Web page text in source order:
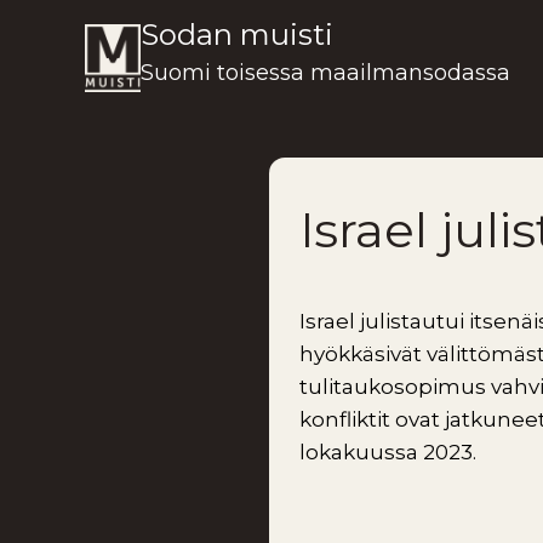
Sodan muisti
Suomi toisessa maailmansodassa
Israel
Israel julistautui
hyökkäsivät
tulitaukosopimus
konfliktit ovat
lokakuussa 2023.